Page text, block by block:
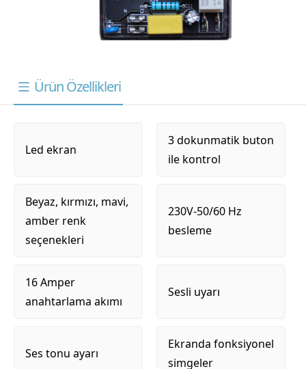
Ürün Özellikleri
Led ekran
3 dokunmatik buton
ile kontrol
Beyaz, kırmızı, mavi,
amber renk
seçenekleri
230V-50/60 Hz
besleme
16 Amper
anahtarlama akımı
Sesli uyarı
Ses tonu ayarı
Ekranda fonksiyonel
simgeler